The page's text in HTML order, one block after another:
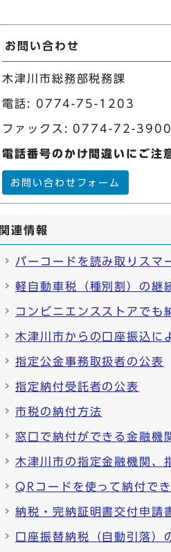
お問い合わせ
木津川市総務部税務課
電話: 0774-75-1203
ファックス: 0774-72-3900
電話番号のかけ間違いにご注
お問い合わせフォーム
関連情報
バーコードを読み取りスマ
軽自動車税（種別割）の継
コンビニエンスストアでも
木津川市からの口座振込に
指定公金事務取扱者の公表
指定納付受託者の公表
市税の納付方法
窓口で納付ができる金融機
木津川市の指定金融機関、
QRコードを使って納付で
納税・完納証明書交付申請
口座振替納税（自動引落）